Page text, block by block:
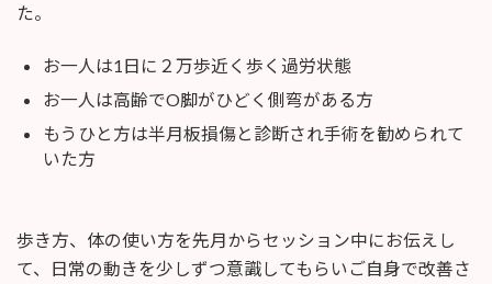
た。
お一人は1日に２万歩近く歩く過労状態
お一人は高齢でO脚がひどく側弯がある方
もうひと方は半月板損傷と診断され手術を勧められて
いた方
歩き方、体の使い方を先月からセッション中にお伝えし
て、日常の動きを少しずつ意識してもらいご自身で改善さ